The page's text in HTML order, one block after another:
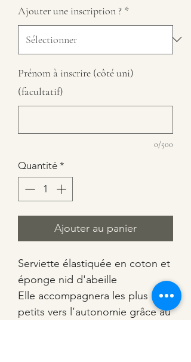
Ajouter une inscription ? *
Prénom à inscrire (côté uni)
(facultatif)
0/500
Quantité *
Ajouter au panier
Serviette élastiquée en coton et
éponge nid d'abeille
Elle accompagnera les plus
petits vers l’autonomie grâce au